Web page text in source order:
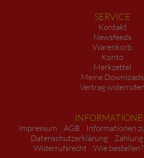
SERVICE
Kontakt
Newsfeeds
Warenkorb
Konto
Merkzettel
Meine Downloads
Vertrag widerrufen
Impressum AGB
Informationen
Datenschutzerklärung
Widerrufsrecht
Wie bestellen?